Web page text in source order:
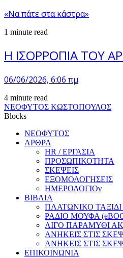
«Να πάτε στα κάστρα»
1 minute read
Η ΙΣΟΡΡΟΠΙΑ ΤΟΥ
06/06/2026, 6:06 πμ
4 minute read
ΝΕΟΦΥΤΟΣ ΚΩΣΤΟΠΟΥΛΟΣ
Blocks
ΝΕΟΦΥΤΟΣ
ΑΡΘΡΑ
HR / ΕΡΓΑΣΙΑ
ΠΡΟΣΩΠΙΚΟΤΗΤΑ
ΣΚΕΨΕΙΣ
ΕΞΟΜΟΛΟΓΗΣΕΙΣ
ΗΜΕΡΟΛΟΓΙΟν
ΒΙΒΛΙΑ
ΠΛΑΤΩΝΙΚΟ ΤΑΞΙΔΙ
ΡΑΔΙΟ ΜΟΥΦΑ
ΛΙΓΟ ΠΑΡΑΜΥΘΙ
ΑΝΗΚΕΙΣ ΣΤΙΣ
ΑΝΗΚΕΙΣ ΣΤΙΣ
ΕΠΙΚΟΙΝΩΝΙΑ